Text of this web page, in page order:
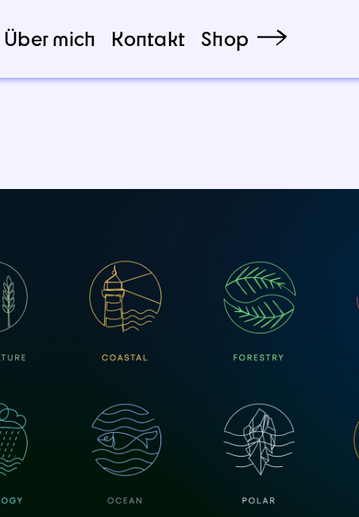
Über mich Kontakt Shop